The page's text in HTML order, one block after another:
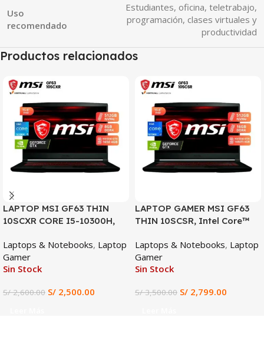
Uso
recomendado
Estudiantes, oficina, teletrabajo,
programación, clases virtuales y
productividad
Productos relacionados
SALE
LAPTOP MSI GF63 THIN
10SCXR CORE I5-10300H,
512GB SSD, 15.6″ FHD
Laptops & Notebooks, Laptop
Gamer
Sin Stock
S/2,600.00 S/ 2,500.00
SALE
LAPTOP GAMER MSI GF63
THIN 10SCSR, Intel Core™
512GB SSD, NVIDIA
GeForce GTX 1650 Ti 4GB,
Pantalla 15.6” FHD IPS
Profesional
Laptops & Notebooks, Laptop
Gamer
Sin Stock
S/3,500.00 S/ 2,799.00